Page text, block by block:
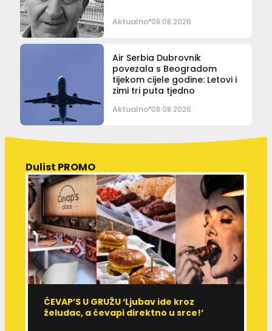
Aktualno 08.08.2026
Air Serbia Dubrovnik
povezala s Beogradom
tijekom cijele godine: Letovi i
zimi tri puta tjedno
Aktualno 08.08.2026
Dulist PROMO
ĆEVAP’S U GRUŽU ‘Ljubav ide kroz
želudac, a ćevapi direktno u srce!’